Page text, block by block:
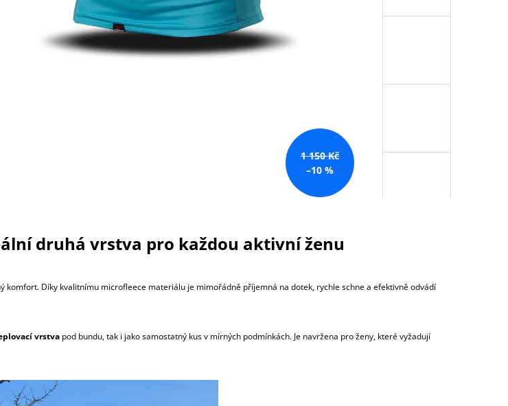
1 150 Kč
–10 %
druhá vrstva pro každou aktivní ženu
komfort. Díky kvalitnímu microfleece materiálu je mimořádně příjemná na dotek, rychle schne a efektivně odvádí
vrstva pod bundu, tak i jako samostatný kus v mírných podmínkách. Je navržena pro ženy, které vyžadují